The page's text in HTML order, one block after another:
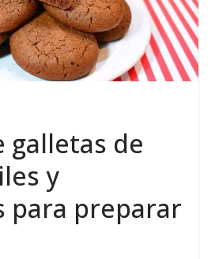
galletas de
y
para preparar